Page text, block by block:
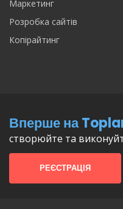
Маркетинг
Розробка сайтів
Копірайтинг
Вперше на
створюйте та
РЕЄСТРАЦІЯ